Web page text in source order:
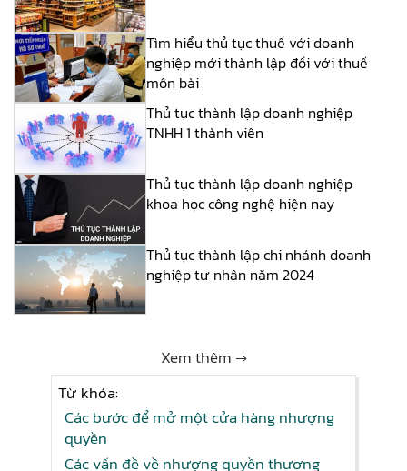
Tìm hiểu thủ tục thuế với doanh
nghiệp mới thành lập đối với thuế
môn bài
Thủ tục thành lập doanh nghiệp
TNHH 1 thành viên
Thủ tục thành lập doanh nghiệp
khoa học công nghệ hiện nay
Thủ tục thành lập chi nhánh doanh
nghiệp tư nhân năm 2024
Xem thêm →
Từ khóa:
Các bước để mở một cửa hàng nhượng
quyền
Các vấn đề về nhượng quyền thương